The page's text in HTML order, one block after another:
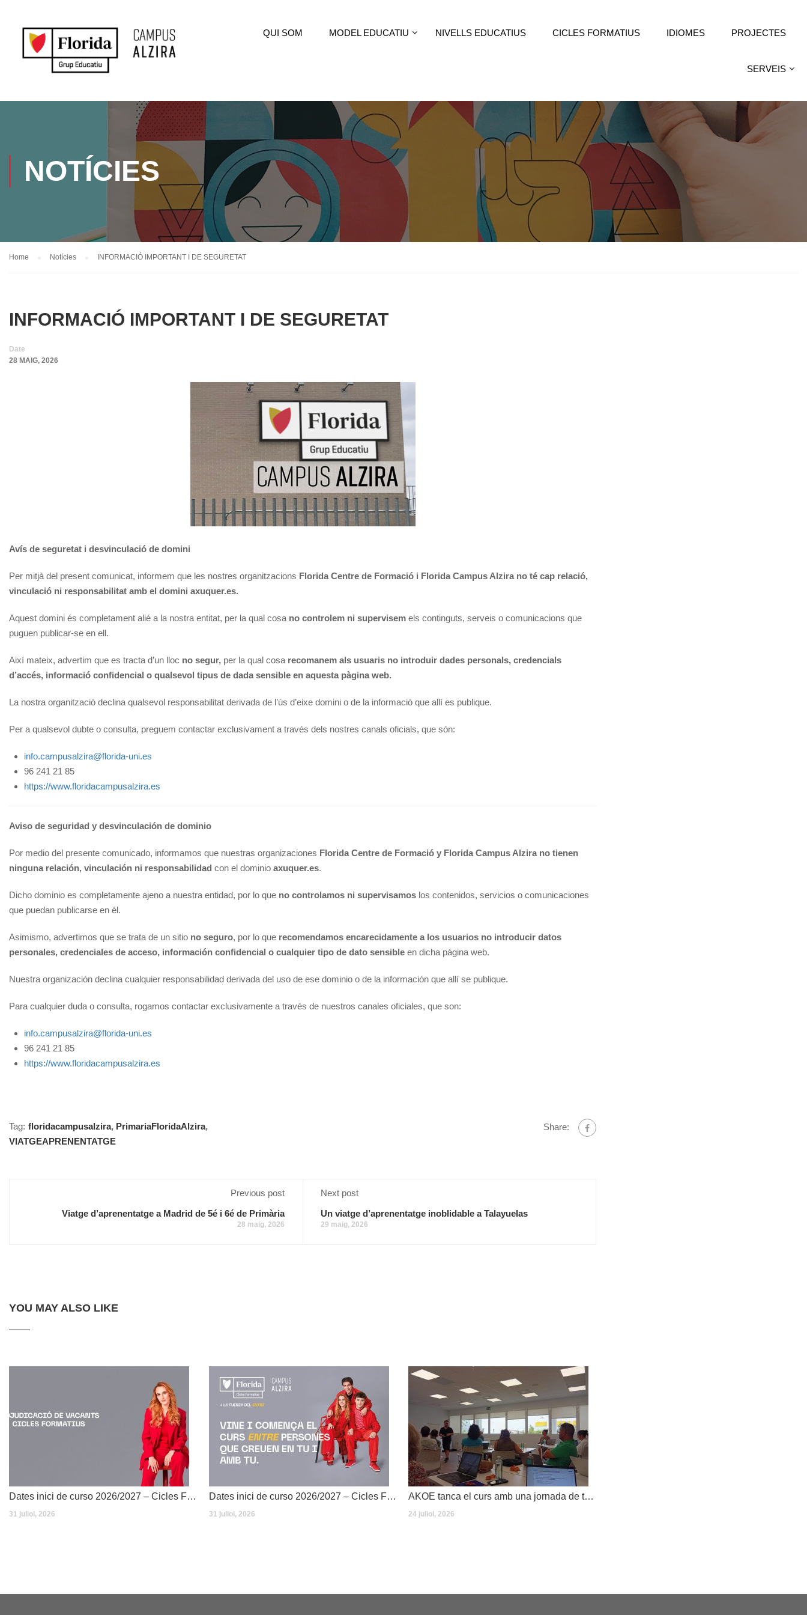
QUI SOM MODEL EDUCATIU NIVELLS EDUCATIUS CICLES FORMATIUS IDIOMES PROJECTES
SERVEIS
NOTÍCIES
Home Notícies INFORMACIÓ IMPORTANT I DE SEGURETAT
INFORMACIÓ IMPORTANT I DE SEGURETAT
Date
28 MAIG, 2026
Avís de seguretat i desvinculació de domini
Per mitjà del present comunicat, informem que les nostres organitzacions Florida Centre de Formació i Florida Campus Alzira no té cap relació,
vinculació ni responsabilitat amb el domini axuquer.es.
Aquest domini és completament alié a la nostra entitat, per la qual cosa no controlem ni supervisem els continguts, serveis o comunicacions que
puguen publicar-se en ell.
Així mateix, advertim que es tracta d’un lloc no segur, per la qual cosa recomanem als usuaris no introduir dades personals, credencials
d’accés, informació confidencial o qualsevol tipus de dada sensible en aquesta pàgina web.
La nostra organització declina qualsevol responsabilitat derivada de l’ús d’eixe domini o de la informació que allí es publique.
Per a qualsevol dubte o consulta, preguem contactar exclusivament a través dels nostres canals oficials, que són:
info.campusalzira@florida-uni.es
96 241 21 85
https://www.floridacampusalzira.es
Aviso de seguridad y desvinculación de dominio
Por medio del presente comunicado, informamos que nuestras organizaciones Florida Centre de Formació y Florida Campus Alzira no tienen
ninguna relación, vinculación ni responsabilidad con el dominio axuquer.es.
Dicho dominio es completamente ajeno a nuestra entidad, por lo que no controlamos ni supervisamos los contenidos, servicios o comunicaciones
que puedan publicarse en él.
Asimismo, advertimos que se trata de un sitio no seguro, por lo que recomendamos encarecidamente a los usuarios no introducir datos
personales, credenciales de acceso, información confidencial o cualquier tipo de dato sensible en dicha página web.
Nuestra organización declina cualquier responsabilidad derivada del uso de ese dominio o de la información que allí se publique.
Para cualquier duda o consulta, rogamos contactar exclusivamente a través de nuestros canales oficiales, que son:
info.campusalzira@florida-uni.es
96 241 21 85
https://www.floridacampusalzira.es
Tag: floridacampusalzira, PrimariaFloridaAlzira,
VIATGEAPRENENTATGE
Share:
Previous post
Viatge d’aprenentatge a Madrid de 5é i 6é de Primària
28 maig, 2026
Next post
Un viatge d’aprenentatge inoblidable a Talayuelas
29 maig, 2026
YOU MAY ALSO LIKE
Dates inici de curso 2026/2027 – Cicles Formatius
31 juliol, 2026
Dates inici de curso 2026/2027 – Cicles Formatius
31 juliol, 2026
AKOE tanca el curs amb una jornada de treball compartit i dona la benvinguda a una nova cooperativa
24 juliol, 2026